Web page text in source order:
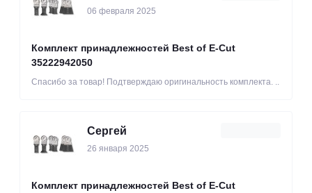
06 февраля 2025
Комплект принадлежностей Best of E-Cut
35222942050
Спасибо за товар! Подтверждаю оригинальность комплекта. ..
Сергей
26 января 2025
Комплект принадлежностей Best of E-Cut